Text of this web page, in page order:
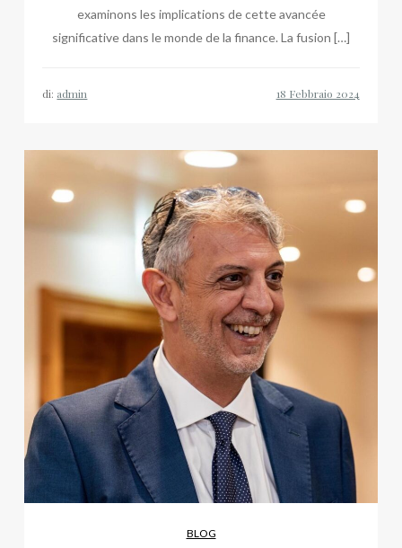
examinons les implications de cette avancée
significative dans le monde de la finance. La fusion […]
di: admin
BLOG